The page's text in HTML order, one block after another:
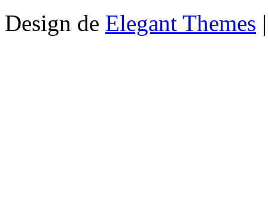
Design de Elegant Themes